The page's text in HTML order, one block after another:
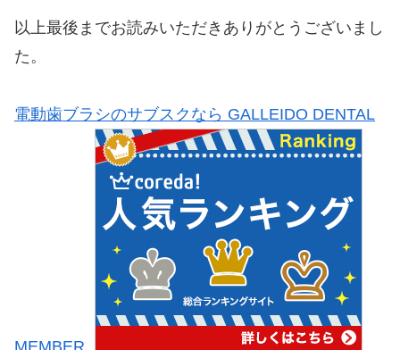
以上最後までお読みいただきありがとうございまし
た。
電動歯ブラシのサブスクなら GALLEIDO DENTAL
MEMBER